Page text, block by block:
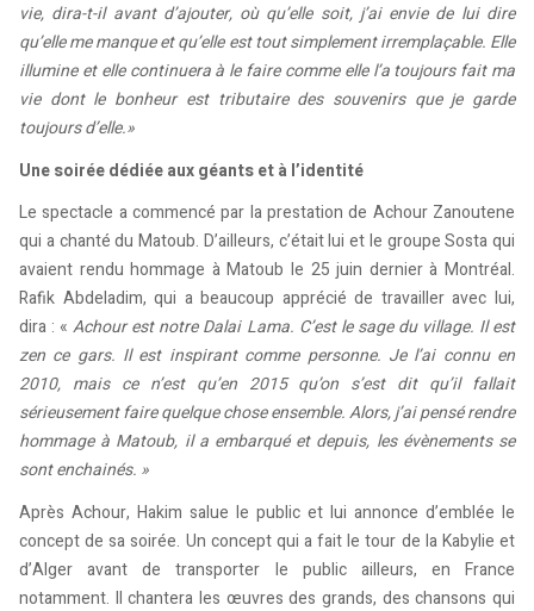
vie, dira-t-il avant d’ajouter, où qu’elle soit, j’ai envie de lui dire
qu’elle me manque et qu’elle est tout simplement irremplaçable. Elle
illumine et elle continuera à le faire comme elle l’a toujours fait ma
vie dont le bonheur est tributaire des souvenirs que je garde
toujours d’elle.»
Une soirée dédiée aux géants et à l’identité
Le spectacle a commencé par la prestation de Achour Zanoutene
qui a chanté du Matoub. D’ailleurs, c’était lui et le groupe Sosta qui
avaient rendu hommage à Matoub le 25 juin dernier à Montréal.
Rafik Abdeladim, qui a beaucoup apprécié de travailler avec lui,
dira : «Achour est notre Dalai Lama. C’est le sage du village. Il est
zen ce gars. Il est inspirant comme personne. Je l’ai connu en
2010, mais ce n’est qu’en 2015 qu’on s’est dit qu’il fallait
sérieusement faire quelque chose ensemble. Alors, j’ai pensé rendre
hommage à Matoub, il a embarqué et depuis, les évènements se
sont enchainés. »
Après Achour, Hakim salue le public et lui annonce d’emblée le
concept de sa soirée. Un concept qui a fait le tour de la Kabylie et
d’Alger avant de transporter le public ailleurs, en France
notamment. Il chantera les œuvres des grands, des chansons qui